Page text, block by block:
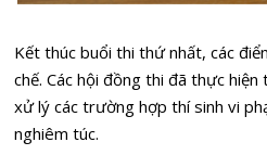
Kết thúc buổi thi thứ nhất, các
chế. Các hội đồng thi đã thực
xử lý các trường hợp thí sinh vi
nghiêm túc.